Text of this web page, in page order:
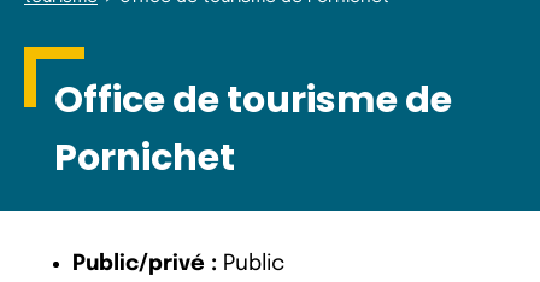
Office de tourisme de
Pornichet
Public/privé : Public